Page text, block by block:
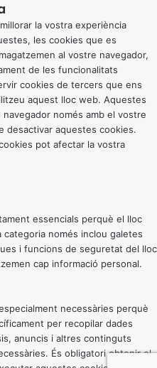
la vostra experiència
les cookies que es
al vostre navegador,
de les funcionalitats
cookies de tercers que ens
aquest lloc web. Aquestes
navegador només amb el vostre
desactivar aquestes cookies.
pot afectar la vostra
essencials perquè el lloc
només inclou galetes
i funcions de seguretat del lloc
cap informació personal.
necessàries perquè
per recopilar dades
anuncis i altres continguts
És obligatori obtenir el